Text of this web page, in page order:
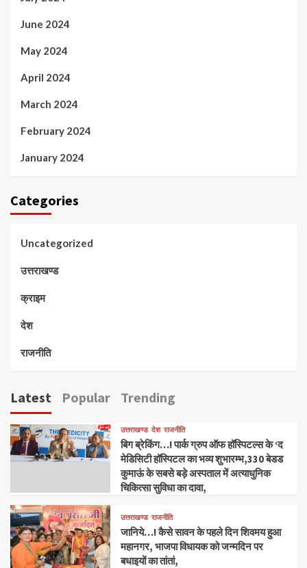
June 2024
May 2024
April 2024
March 2024
February 2024
January 2024
Categories
Uncategorized
उत्तराखण्ड
क्राइम
देश
राजनीति
Latest Popular Trending
उत्तराखण्ड देश राजनीति
बिग ब्रेकिंग…! पार्क ग्रुप ऑफ हॉस्पिटल्स के ‘द
मेडिसिटी हॉस्पिटल का भव्य शुभारम्भ,330 बेडड
कुमाऊं के सबसे बड़े अस्पताल में अत्याधुनिक
चिकित्सा सुविधा का दावा,
उत्तराखण्ड राजनीति
जानिये…! कैसे सावन के पहले दिन शिवमय हुआ
महानगर, भाजपा विधायक को जन्मदिन पर
बधाइयों का तांतां,